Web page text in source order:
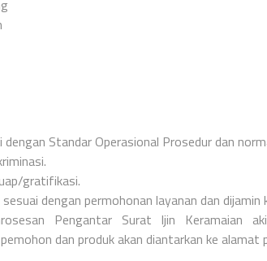
dengan Standar Operasional Prosedur dan
gratifikasi.
dengan permohonan layanan dan dijamin
Pengantar Surat Ijin Keramaian
dan produk akan diantarkan ke alamat